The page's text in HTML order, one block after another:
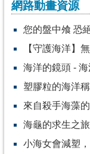
館訊
最新書籍
好書推薦
最佳工具書
奧秘海洋部落格